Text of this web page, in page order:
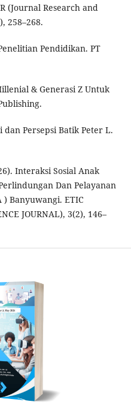
(Journal Research and
258–268.
Pendidikan. PT
& Generasi Z Untuk
Persepsi Batik Peter L.
Interaksi Sosial Anak
Dan Pelayanan
) Banyuwangi. ETIC
JOURNAL), 3(2), 146–